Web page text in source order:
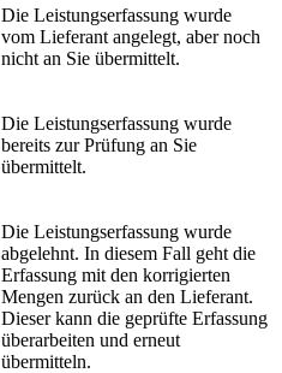
Die Leistungserfassung wurde
vom Lieferant angelegt, aber noch
nicht an Sie übermittelt.
Die Leistungserfassung wurde
bereits zur Prüfung an Sie
übermittelt.
Die Leistungserfassung wurde
abgelehnt. In diesem Fall geht die
Erfassung mit den korrigierten
Mengen zurück an den Lieferant.
Dieser kann die geprüfte Erfassung
überarbeiten und erneut
übermitteln.